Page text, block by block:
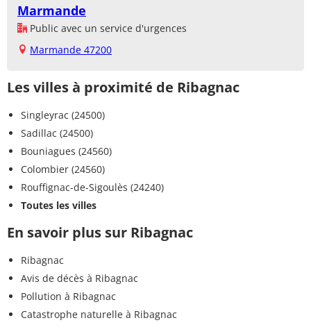
Marmande
Public avec un service d'urgences
Marmande 47200
Les villes à proximité de Ribagnac
Singleyrac (24500)
Sadillac (24500)
Bouniagues (24560)
Colombier (24560)
Rouffignac-de-Sigoulès (24240)
Toutes les villes
En savoir plus sur Ribagnac
Ribagnac
Avis de décès à Ribagnac
Pollution à Ribagnac
Catastrophe naturelle à Ribagnac